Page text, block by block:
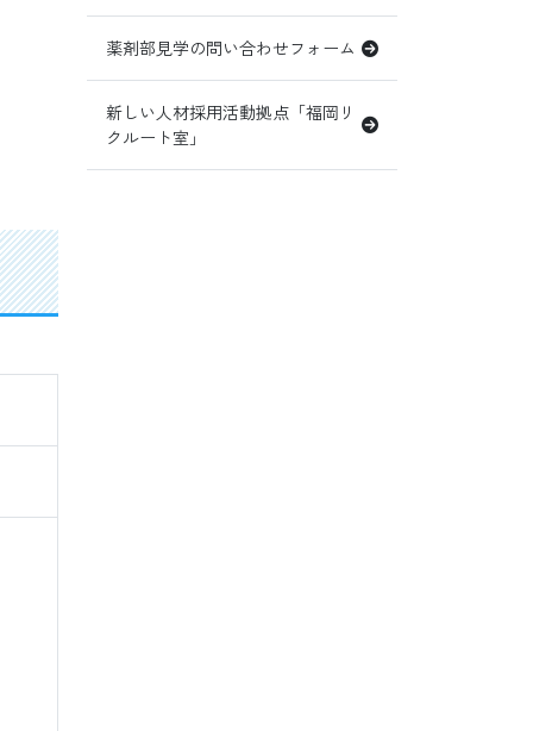
薬剤部見学の問い合わせフォーム
新しい人材採用活動拠点「福岡リ
クルート室」